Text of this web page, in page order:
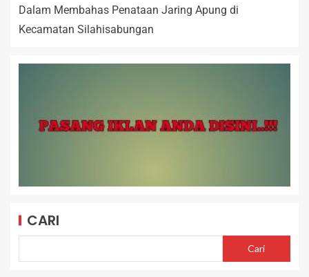
Dalam Membahas Penataan Jaring Apung di
Kecamatan Silahisabungan
CARI
Cari